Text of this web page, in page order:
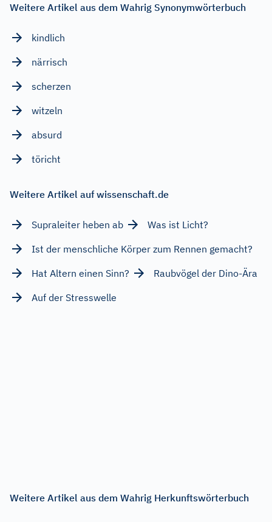
Weitere Artikel aus dem Wahrig Synonymwörterbuch
kindlich
närrisch
scherzen
witzeln
absurd
töricht
Weitere Artikel auf wissenschaft.de
Supraleiter heben ab
Was ist Licht?
Ist der menschliche Körper zum Rennen gemacht?
Hat Altern einen Sinn?
Raubvögel der Dino-Ära
Auf der Stresswelle
Weitere Artikel aus dem Wahrig Herkunftswörterbuch